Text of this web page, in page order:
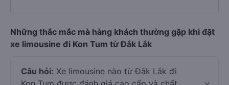
Những thắc mắc mà hàng khách thường gặp khi đặt
xe limousine đi Kon Tum từ Đắk Lắk
Câu hỏi: Xe limousine nào từ Đắk Lắk đi